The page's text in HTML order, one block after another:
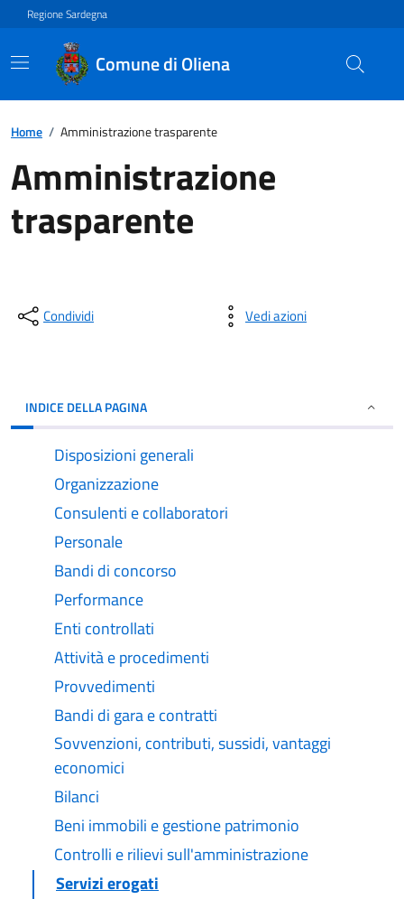
Regione Sardegna
Comune di Oliena
Home / Amministrazione trasparente
Amministrazione
trasparente
Condividi Vedi azioni
INDICE DELLA PAGINA
Disposizioni generali
Organizzazione
Consulenti e collaboratori
Personale
Bandi di concorso
Performance
Enti controllati
Attività e procedimenti
Provvedimenti
Bandi di gara e contratti
Sovvenzioni, contributi, sussidi, vantaggi
economici
Bilanci
Beni immobili e gestione patrimonio
Controlli e rilievi sull'amministrazione
Servizi erogati